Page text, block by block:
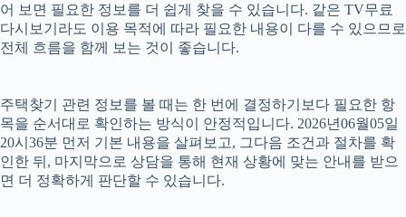
어 보면 필요한 정보를 더 쉽게 찾을 수 있습니다. 같은 TV무료
다시보기라도 이용 목적에 따라 필요한 내용이 다를 수 있으므로
전체 흐름을 함께 보는 것이 좋습니다.
주택찾기 관련 정보를 볼 때는 한 번에 결정하기보다 필요한 항
목을 순서대로 확인하는 방식이 안정적입니다. 2026년06월05일
20시36분 먼저 기본 내용을 살펴보고, 그다음 조건과 절차를 확
인한 뒤, 마지막으로 상담을 통해 현재 상황에 맞는 안내를 받으
면 더 정확하게 판단할 수 있습니다.